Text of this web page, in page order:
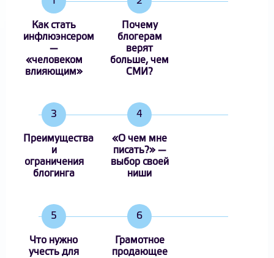
Как стать
инфлюэнсером
—
«человеком
влияющим»
Почему
блогерам
верят
больше, чем
СМИ?
3
Преимущества
и
ограничения
блогинга
4
«О чем мне
писать?» —
выбор своей
ниши
5
Что нужно
учесть для
6
Грамотное
продающее